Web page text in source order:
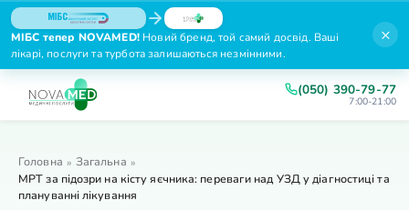
МІБС тепер NOVAMED!Новий бренд, той самий досвід. Ваші
лікарі, послуги та турбота залишаються незмінними.
×
(050) 390-79-77
7:00-21:00
Головна » Загальна »
МРТ за підозри на кісту яєчника: переваги над УЗД у діагностиці та
плануванні лікування